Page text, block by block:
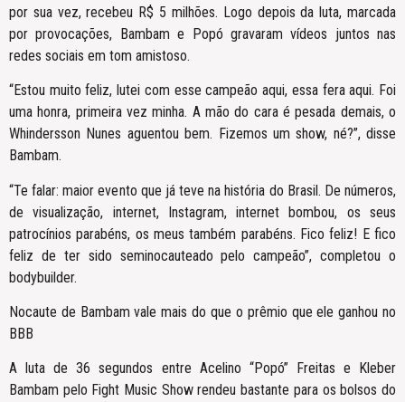
por sua vez, recebeu R$ 5 milhões. Logo depois da luta, marcada
por provocações, Bambam e Popó gravaram vídeos juntos nas
redes sociais em tom amistoso.
“Estou muito feliz, lutei com esse campeão aqui, essa fera aqui. Foi
uma honra, primeira vez minha. A mão do cara é pesada demais, o
Whindersson Nunes aguentou bem. Fizemos um show, né?”, disse
Bambam.
“Te falar: maior evento que já teve na história do Brasil. De números,
de visualização, internet, Instagram, internet bombou, os seus
patrocínios parabéns, os meus também parabéns. Fico feliz! E fico
feliz de ter sido seminocauteado pelo campeão”, completou o
bodybuilder.
Nocaute de Bambam vale mais do que o prêmio que ele ganhou no
BBB
A luta de 36 segundos entre Acelino “Popó” Freitas e Kleber
Bambam pelo Fight Music Show rendeu bastante para os bolsos do